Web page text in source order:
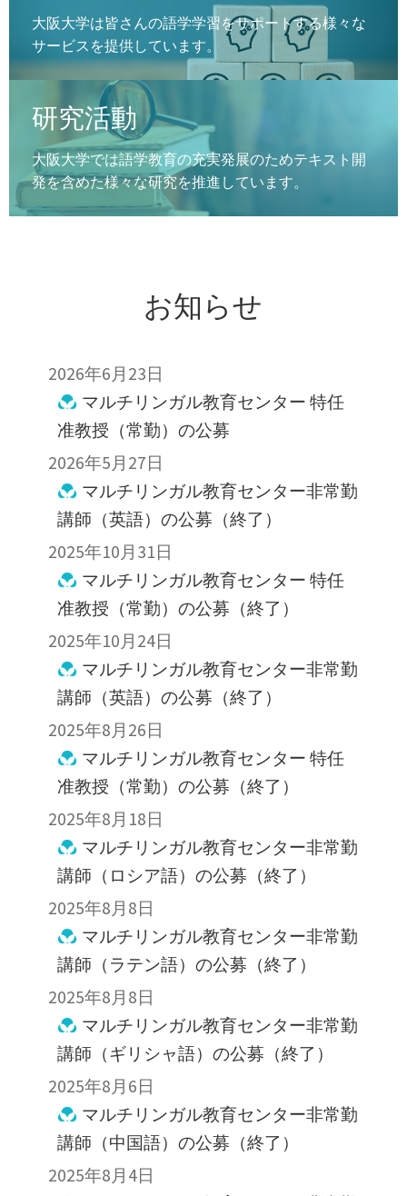
大阪大学は皆さんの語学学習をサポートする様々な
サービスを提供しています。
研究活動
大阪大学では語学教育の充実発展のためテキスト開
発を含めた様々な研究を推進しています。
お知らせ
2026年6月23日
マルチリンガル教育センター 特任
准教授（常勤）の公募
2026年5月27日
マルチリンガル教育センター非常勤
講師（英語）の公募（終了）
2025年10月31日
マルチリンガル教育センター 特任
准教授（常勤）の公募（終了）
2025年10月24日
マルチリンガル教育センター非常勤
講師（英語）の公募（終了）
2025年8月26日
マルチリンガル教育センター 特任
准教授（常勤）の公募（終了）
2025年8月18日
マルチリンガル教育センター非常勤
講師（ロシア語）の公募（終了）
2025年8月8日
マルチリンガル教育センター非常勤
講師（ラテン語）の公募（終了）
2025年8月8日
マルチリンガル教育センター非常勤
講師（ギリシャ語）の公募（終了）
2025年8月6日
マルチリンガル教育センター非常勤
講師（中国語）の公募（終了）
2025年8月4日